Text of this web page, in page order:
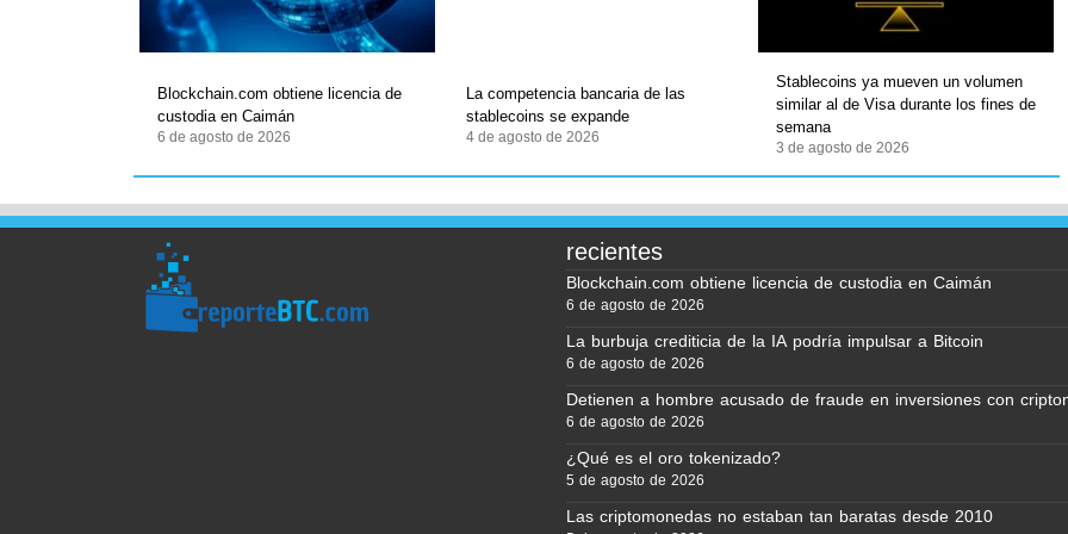
Blockchain.com obtiene licencia de
custodia en Caimán
6 de agosto de 2026
La competencia bancaria de las
stablecoins se expande
4 de agosto de 2026
Stablecoins ya mueven un volumen
similar al de Visa durante los fines de
semana
3 de agosto de 2026
recientes
Blockchain.com obtiene licencia de custodia en Caimán
6 de agosto de 2026
La burbuja crediticia de la IA podría impulsar a Bitcoin
6 de agosto de 2026
Detienen a hombre acusado de fraude en inversiones con
6 de agosto de 2026
¿Qué es el oro tokenizado?
5 de agosto de 2026
Las criptomonedas no estaban tan baratas desde 2010